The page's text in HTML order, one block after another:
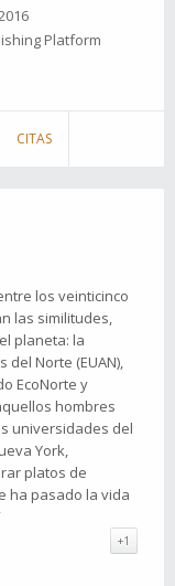
Platform
CITAS
los veinticinco
las similitudes,
planeta: la
Norte (EUAN),
EcoNorte y
hombres
universidades del
York,
platos de
ha pasado la vida
+1